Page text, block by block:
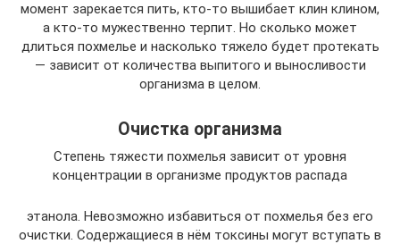
момент зарекается пить, кто-то вышибает клин клином,
а кто-то мужественно терпит. Но сколько может
длиться похмелье и насколько тяжело будет протекать
— зависит от количества выпитого и выносливости
организма в целом.
Очистка организма
Степень тяжести похмелья зависит от уровня
концентрации в организме продуктов распада
этанола. Невозможно избавиться от похмелья без его
очистки. Содержащиеся в нём токсины могут вступать в